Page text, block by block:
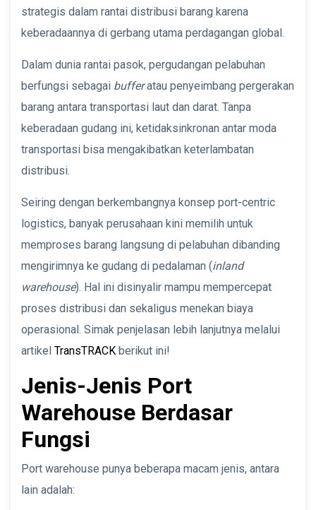
strategis dalam rantai distribusi barang karena
keberadaannya di gerbang utama perdagangan global.
Dalam dunia rantai pasok, pergudangan pelabuhan
berfungsi sebagai bufferatau penyeimbang pergerakan
barang antara transportasi laut dan darat. Tanpa
keberadaan gudang ini, ketidaksinkronan antar moda
transportasi bisa mengakibatkan keterlambatan
distribusi.
Seiring dengan berkembangnya konsep port-centric
logistics, banyak perusahaan kini memilih untuk
memproses barang langsung di pelabuhan dibanding
mengirimnya ke gudang di pedalaman (inland
warehouse). Hal ini disinyalir mampu mempercepat
proses distribusi dan sekaligus menekan biaya
operasional. Simak penjelasan lebih lanjutnya melalui
artikel TransTRACK berikut ini!
Jenis-Jenis Port
Warehouse Berdasar
Fungsi
Port warehouse punya beberapa macam jenis, antara
lain adalah: